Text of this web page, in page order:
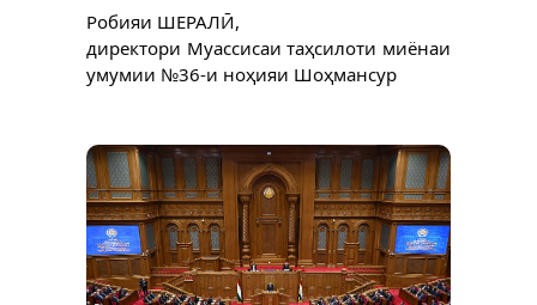
Робияи ШЕРАЛӢ,
директори Муассисаи таҳсилоти миёнаи
умумии №36-и ноҳияи Шоҳмансур